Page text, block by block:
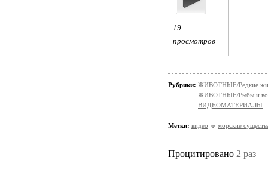
19
просмотров
Рубрики: ЖИВОТНЫЕ/Редкие
ЖИВОТНЫЕ/Рыбы и
ВИДЕОМАТЕРИАЛЫ
Метки: видео морские
Процитировано 2 раз